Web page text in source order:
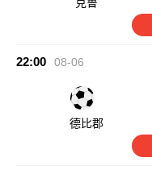
22:00 08-06
德比郡